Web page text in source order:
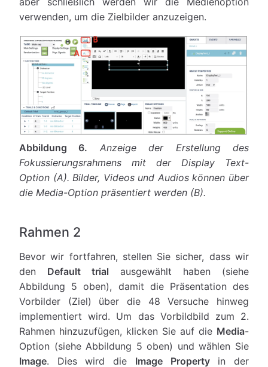
verwenden, um die Zielbilder anzuzeigen.
Abbildung 6.
Anzeige der Erstellung des
Fokussierungsrahmens mit der Display Text-
Option (A). Bilder, Videos und Audios können über
die Media-Option präsentiert werden (B).
Rahmen 2
Bevor wir fortfahren, stellen Sie sicher, dass wir
den Default trial ausgewählt haben (siehe
Abbildung 5 oben), damit die Präsentation des
Vorbilder (Ziel) über die 48 Versuche hinweg
implementiert wird. Um das Vorbildbild zum 2.
Rahmen hinzuzufügen, klicken Sie auf die Media-
Option (siehe Abbildung 5 oben) und wählen Sie
Image. Dies wird die Image Propertyin der